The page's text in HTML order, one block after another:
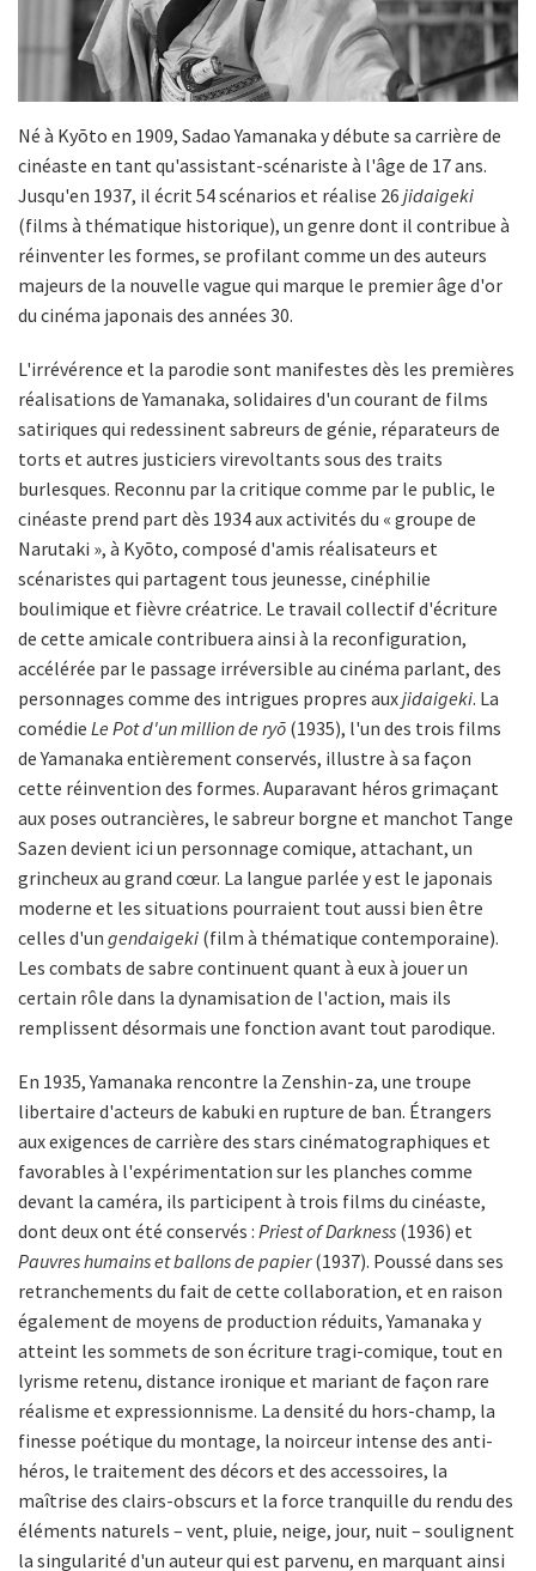
Né à Kyōto en 1909, Sadao Yamanaka y débute sa carrière de
cinéaste en tant qu'assistant-scénariste à l'âge de 17 ans.
Jusqu'en 1937, il écrit 54 scénarios et réalise 26 jidaigeki
(films à thématique historique), un genre dont il contribue à
réinventer les formes, se profilant comme un des auteurs
majeurs de la nouvelle vague qui marque le premier âge d'or
du cinéma japonais des années 30.
L'irrévérence et la parodie sont manifestes dès les premières
réalisations de Yamanaka, solidaires d'un courant de films
satiriques qui redessinent sabreurs de génie, réparateurs de
torts et autres justiciers virevoltants sous des traits
burlesques. Reconnu par la critique comme par le public, le
cinéaste prend part dès 1934 aux activités du « groupe de
Narutaki », à Kyōto, composé d'amis réalisateurs et
scénaristes qui partagent tous jeunesse, cinéphilie
boulimique et fièvre créatrice. Le travail collectif d'écriture
de cette amicale contribuera ainsi à la reconfiguration,
accélérée par le passage irréversible au cinéma parlant, des
personnages comme des intrigues propres auxjidaigeki. La
comédie Le Pot d'un million de ryō (1935), l'un des trois films
de Yamanaka entièrement conservés, illustre à sa façon
cette réinvention des formes. Auparavant héros grimaçant
aux poses outrancières, le sabreur borgne et manchot Tange
Sazen devient ici un personnage comique, attachant, un
grincheux au grand cœur. La langue parlée y est le japonais
moderne et les situations pourraient tout aussi bien être
celles d'un gendaigeki (film à thématique contemporaine).
Les combats de sabre continuent quant à eux à jouer un
certain rôle dans la dynamisation de l'action, mais ils
remplissent désormais une fonction avant tout parodique.
En 1935, Yamanaka rencontre la Zenshin-za, une troupe
libertaire d'acteurs de kabuki en rupture de ban. Étrangers
aux exigences de carrière des stars cinématographiques et
favorables à l'expérimentation sur les planches comme
devant la caméra, ils participent à trois films du cinéaste,
dont deux ont été conservés : Priest of Darkness (1936) et
Pauvres humains et ballons de papier(1937). Poussé dans ses
retranchements du fait de cette collaboration, et en raison
également de moyens de production réduits, Yamanaka y
atteint les sommets de son écriture tragi-comique, tout en
lyrisme retenu, distance ironique et mariant de façon rare
réalisme et expressionnisme. La densité du hors-champ, la
finesse poétique du montage, la noirceur intense des anti-
héros, le traitement des décors et des accessoires, la
maîtrise des clairs-obscurs et la force tranquille du rendu des
éléments naturels – vent, pluie, neige, jour, nuit – soulignent
la singularité d'un auteur qui est parvenu, en marquant ainsi